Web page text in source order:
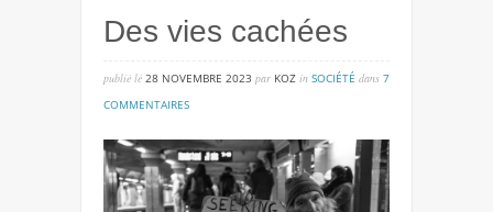
Des vies cachées
publié lé 28 NOVEMBRE 2023 par KOZ in SOCIÉTÉ dans 7
COMMENTAIRESsur
vies
cachées